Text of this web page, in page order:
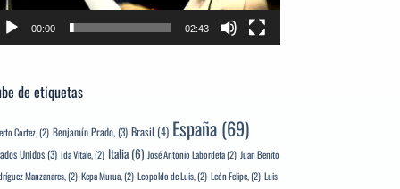
00:00 02:43
de etiquetas
Cortez,(2) Benjamín Prado,(3) Brasil (4) España (69)
Unidos(3) Ida Vitale,(2) Italia (6) José Antonio Labordeta(2) Juan Benito
Manzanares,(2) Kepa Murua,(2) Leopoldo de Luis,(2) León Felipe,(2) Luis